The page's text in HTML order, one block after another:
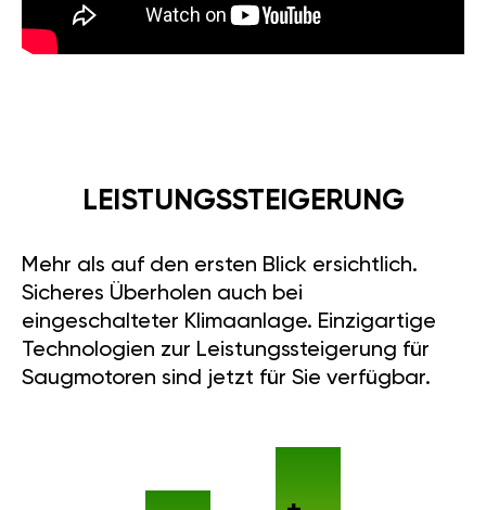
LEISTUNGSSTEIGERUNG
Mehr als auf den ersten Blick ersichtlich.
Sicheres Überholen auch bei
eingeschalteter Klimaanlage. Einzigartige
Technologien zur Leistungssteigerung für
Saugmotoren sind jetzt für Sie verfügbar.